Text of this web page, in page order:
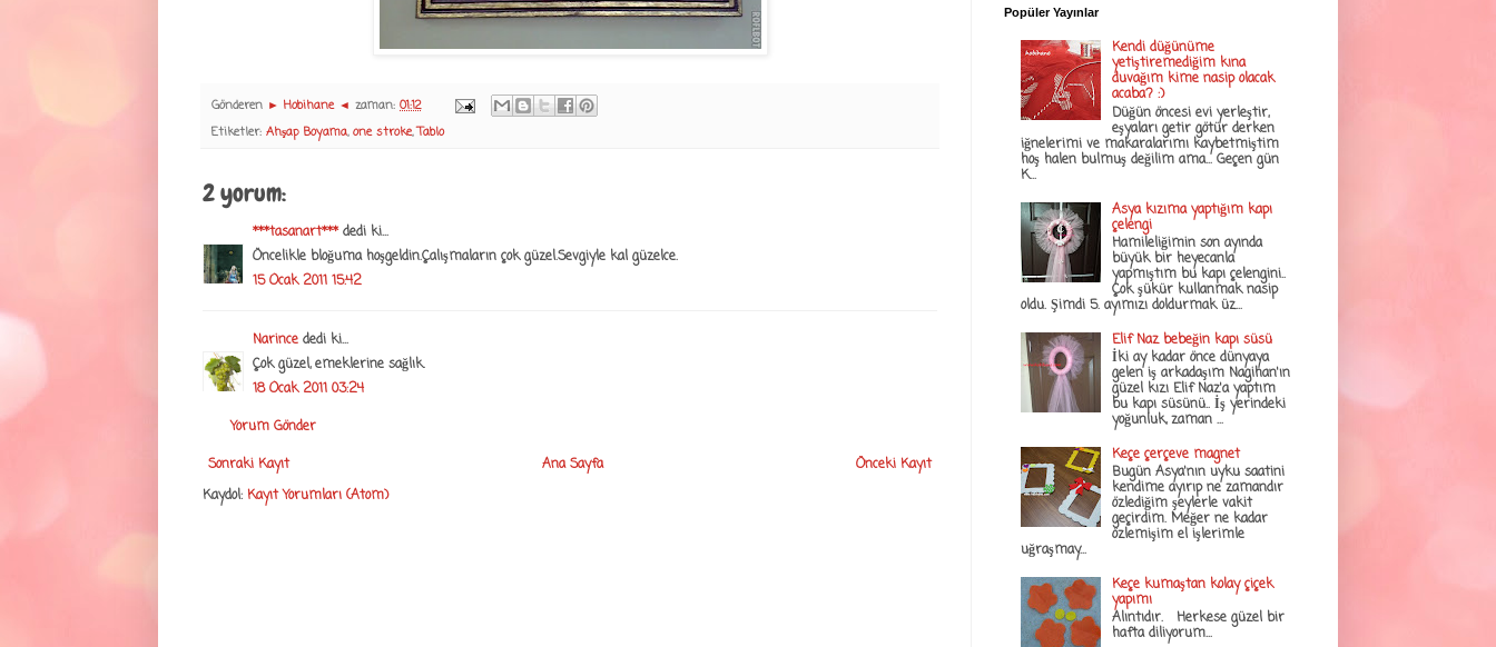
Gönderen ► Hobihane ◄ zaman: 01:12
Etiketler: Ahşap Boyama,one stroke,Tablo
2 yorum:
***tasanart***dedi ki...
Öncelikle bloğuma hoşgeldin.Çalışmaların çok güzel.Sevgiyle kal güzelce.
15 Ocak 2011 15:42
Narince dedi ki...
Çok güzel, emeklerine sağlık.
18 Ocak 2011 03:24
Yorum Gönder
Sonraki Kayıt
Önceki Kayıt
Ana Sayfa
Kaydol: Kayıt Yorumları (Atom)
Popüler Yayınlar
Kendi düğünüme
yetiştiremediğim kına
duvağım kime nasip olacak
acaba? :)
Düğün öncesi evi yerleştir,
eşyaları getir götür derken
iğnelerimi ve makaralarımı kaybetmiştim
hoş halen bulmuş değilim ama... Geçen gün
K...
Asya kızıma yaptığım kapı
çelengi
Hamileliğimin son ayında
büyük bir heyecanla
yapmıştım bu kapı çelengini..
Çok şükür kullanmak nasip
oldu. Şimdi 5. ayımızı doldurmak üz...
Elif Naz bebeğin kapı süsü
İki ay kadar önce dünyaya
gelen iş arkadaşım Nagihan'ın
güzel kızı Elif Naz'a yaptım
bu kapı süsünü.. İş yerindeki
yoğunluk, zaman ...
Keçe çerçeve magnet
Bugün Asya'nın uyku saatini
kendime ayırıp ne zamandır
özlediğim şeylerle vakit
geçirdim. Meğer ne kadar
özlemişim el işlerimle
uğraşmay...
Keçe kumaştan kolay çiçek
yapımı
Alıntıdır. Herkese güzel bir
hafta diliyorum...